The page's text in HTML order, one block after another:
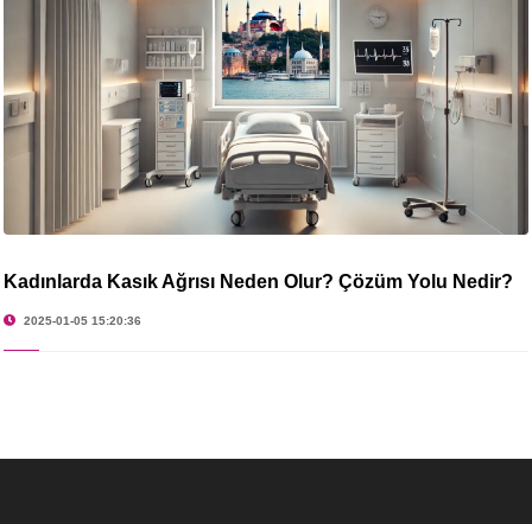
Kadınlarda Kasık Ağrısı Neden Olur​? Çözüm Yolu Nedir?
2025-01-05 15:20:36